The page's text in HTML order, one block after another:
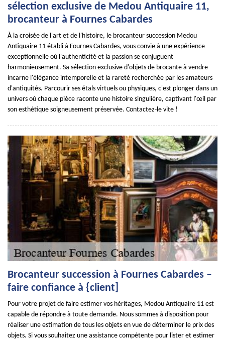
sélection exclusive de Medou Antiquaire 11,
brocanteur à Fournes Cabardes
À la croisée de l'art et de l'histoire, le brocanteur succession Medou
Antiquaire 11 établi à Fournes Cabardes, vous convie à une expérience
exceptionnelle où l'authenticité et la passion se conjuguent
harmonieusement. Sa sélection exclusive d'objets de brocante à vendre
incarne l'élégance intemporelle et la rareté recherchée par les amateurs
d'antiquités. Parcourir ses étals virtuels ou physiques, c'est plonger dans un
univers où chaque pièce raconte une histoire singulière, captivant l'œil par
son esthétique soigneusement préservée. Contactez-le vite !
Brocanteur succession à Fournes Cabardes –
faire confiance à {client]
Pour votre projet de faire estimer vos héritages, Medou Antiquaire 11 est
capable de répondre à toute demande. Nous sommes à disposition pour
réaliser une estimation de tous les objets en vue de déterminer le prix des
objets. Si vous souhaitez une assistance compétente pour lister et estimer